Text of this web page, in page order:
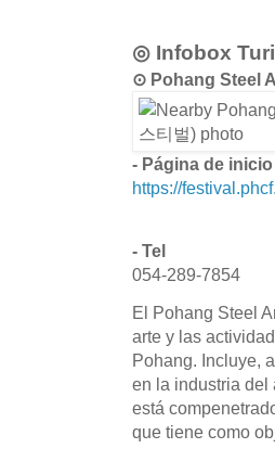
◎ Infobox
⊙ Pohang Steel
- Página de inicio
https://
- Tel
054-289-7854
El Pohang Steel
arte y las
Pohang. Incluye,
en la industria del
está
que tiene como